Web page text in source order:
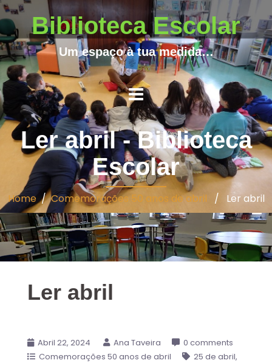
Biblioteca Escolar
Um espaço à tua medida…
Ler abril - Biblioteca
Escolar
Home/Comemorações 50 anos de abril / Ler abril
Ler abril
Abril 22, 2024 Ana Taveira
0 comments
Comemorações 50 anos de abril
25 de abril